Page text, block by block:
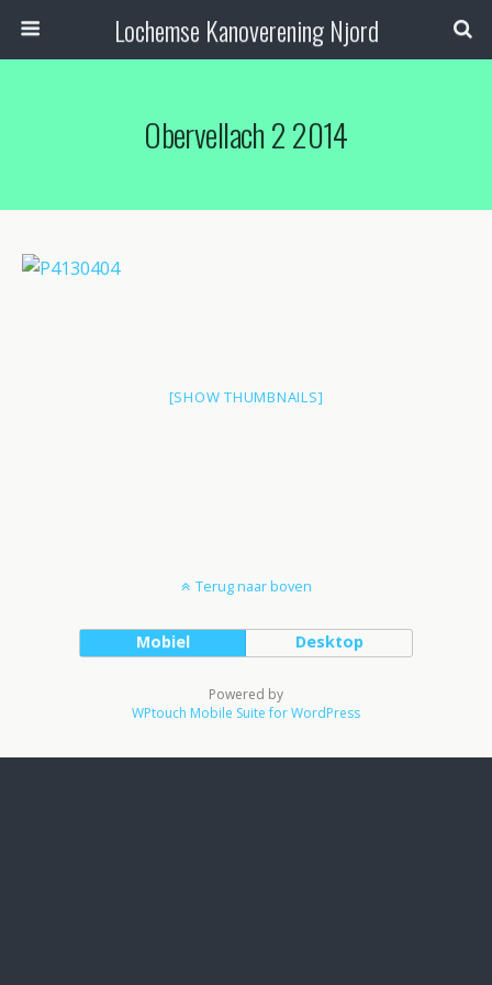
Lochemse Kanoverening Njord
Obervellach 2 2014
[SHOW THUMBNAILS]
Terug naar boven
Mobiel Desktop
Powered by
WPtouch Mobile Suite for WordPress